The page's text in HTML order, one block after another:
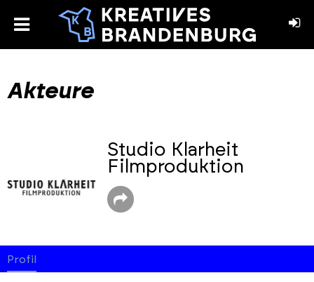
toggle
Akteure
Studio Klarheit
Filmproduktion
Profil